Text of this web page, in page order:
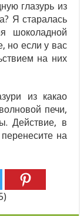
глазурь из
Я старалась
шоколадной
но если у вас
на них
из какао
печи,
Действие, в
на